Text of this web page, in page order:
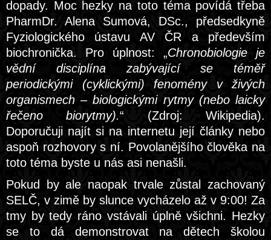
dopady. Moc hezky na toto téma povídá třeba
PharmDr. Alena Sumová, DSc., předsedkyně
Fyziologického ústavu AV ČR a především
biochronička. Pro úplnost: „Chronobiologie je
vědní disciplína zabývající se téměř
periodickými (cyklickými) fenomény v živých
organismech – biologickými rytmy (nebo laicky
řečeno biorytmy).“ (Zdroj: Wikipedia).
Doporučuji najít si na internetu její články nebo
aspoň rozhovory s ní. Povolanějšího člověka na
toto téma byste u nás asi nenašli.
Pokud by ale naopak trvale zůstal zachovaný
SELČ, v zimě by slunce vycházelo až v 9:00! Za
tmy by tedy ráno vstávali úplně všichni. Hezky
se to dá demonstrovat na dětech školou